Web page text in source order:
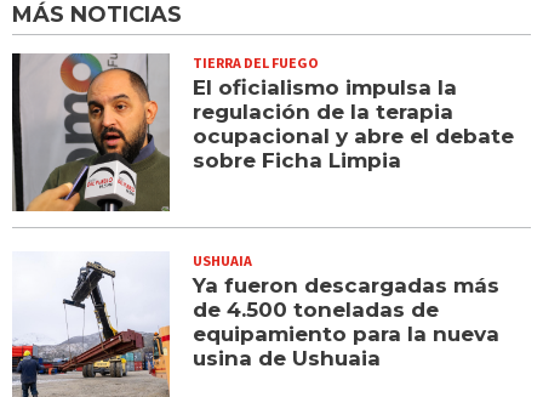
MÁS NOTICIAS
TIERRA DEL FUEGO
El oficialismo impulsa la
regulación de la terapia
ocupacional y abre el debate
sobre Ficha Limpia
USHUAIA
Ya fueron descargadas más
de 4.500 toneladas de
equipamiento para la nueva
usina de Ushuaia